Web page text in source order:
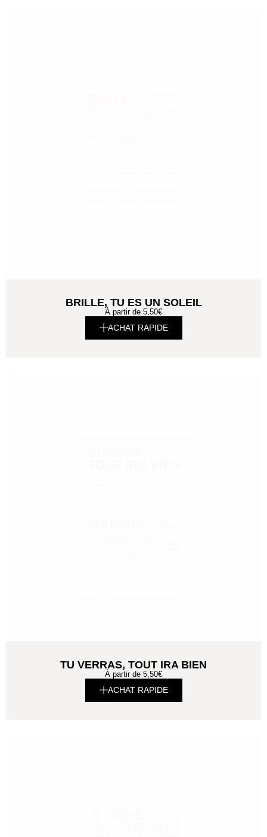
BRILLE, TU ES UN SOLEIL
À partir de 5,50€
ACHAT RAPIDE
TU VERRAS, TOUT IRA BIEN
À partir de 5,50€
ACHAT RAPIDE